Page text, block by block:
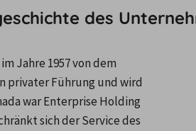
des
Jahre 1957 von dem
privater Führung und wird
war Enterprise Holding
sich der Service des